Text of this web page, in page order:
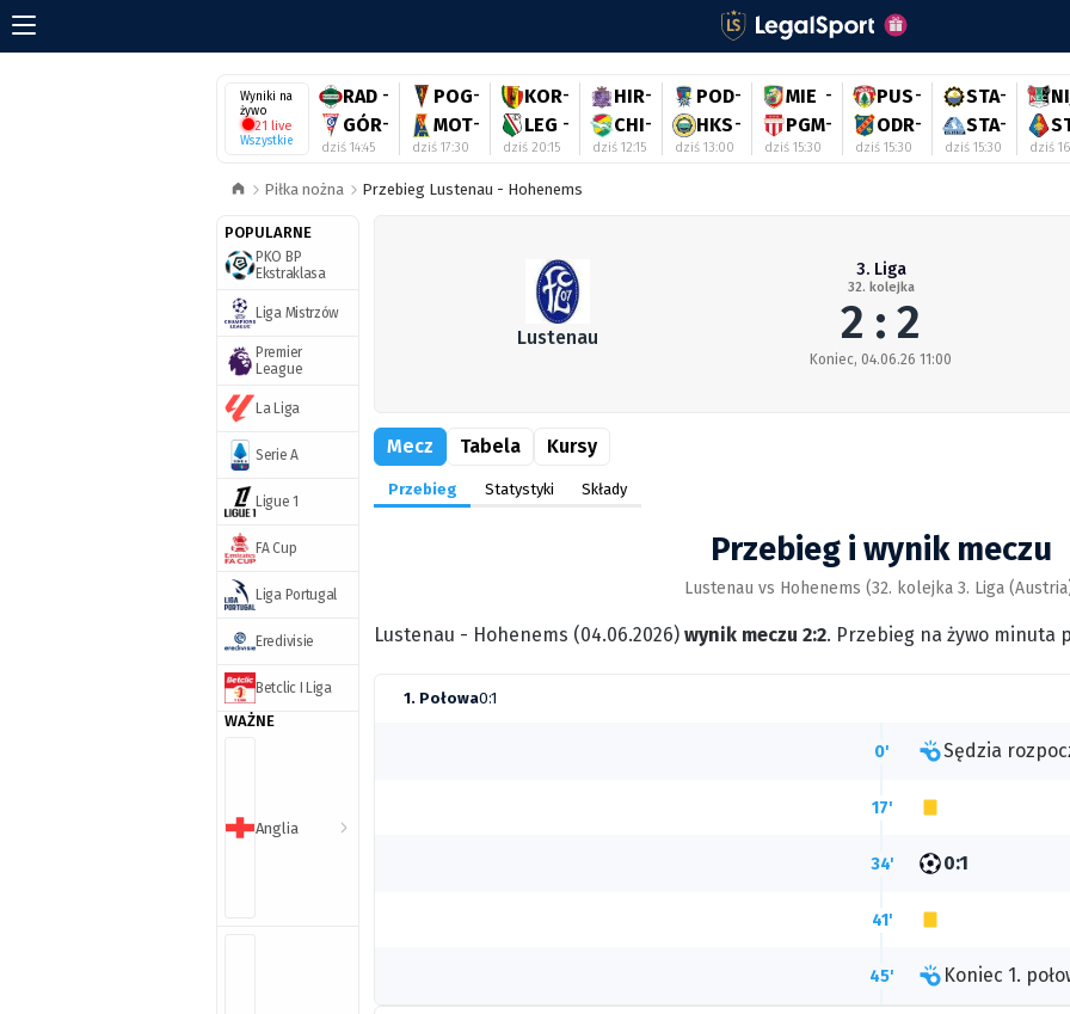
Wyniki na
żywo
21 live
Wszystkie
RAD -
GÓR-
dziś 14:45
POG-
MOT-
dziś 17:30
KOR-
LEG -
dziś 20:15
HIR-
CHI-
dziś 12:15
POD-
HKS-
dziś 13:00
MIE -
PGM-
dziś 15:30
PUS-
ODR-
dziś 15:30
STA-
STA-
dziś 15:30 dziś
Piłka nożna Przebieg Lustenau - Hohenems
POPULARNE
PKO BP
Ekstraklasa
Liga Mistrzów
Premier
League
La Liga
Serie A
Ligue 1
FA Cup
Liga Portugal
Eredivisie
Betclic I Liga
WAŻNE
Anglia
Lustenau
3. Liga
32. kolejka
2 : 2
Koniec, 04.06.26 11:00
Mecz Tabela Kursy
Przebieg Statystyki Składy
Przebieg i wynik meczu
Lustenau vs Hohenems (32. kolejka 3. Liga
Lustenau - Hohenems (04.06.2026) wynik meczu 2:2. Przebieg na żywo minuta
1. Połowa0:1
0' Sędzia
17'
34' 0:1
41'
45' Koniec 1.